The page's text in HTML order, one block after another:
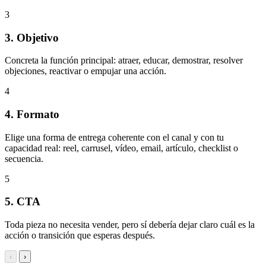
3
3. Objetivo
Concreta la función principal: atraer, educar, demostrar, resolver
objeciones, reactivar o empujar una acción.
4
4. Formato
Elige una forma de entrega coherente con el canal y con tu
capacidad real: reel, carrusel, vídeo, email, artículo, checklist o
secuencia.
5
5. CTA
Toda pieza no necesita vender, pero sí debería dejar claro cuál es la
acción o transición que esperas después.
‹ ›